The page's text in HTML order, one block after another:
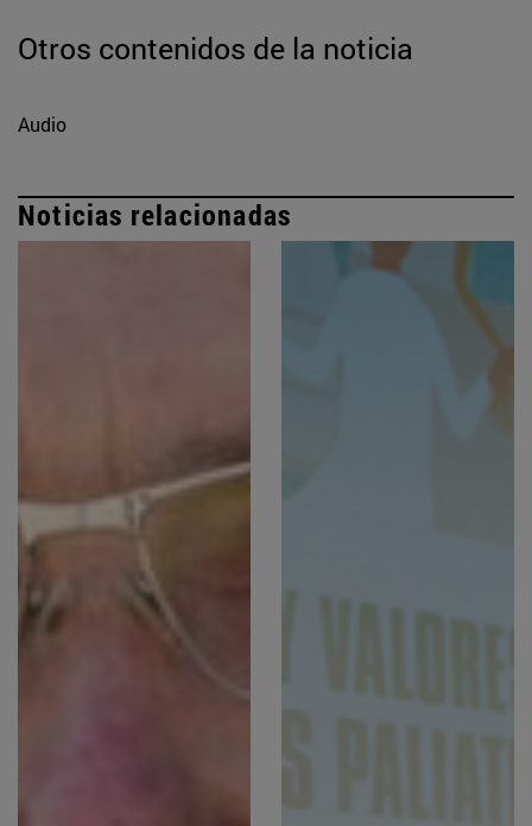
Otros contenidos de la noticia
Audio
Noticias relacionadas